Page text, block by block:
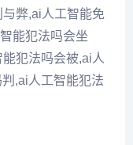
弊,ai人工智能免
能犯法吗会坐
犯法吗会被,ai人
,ai人工智能犯法